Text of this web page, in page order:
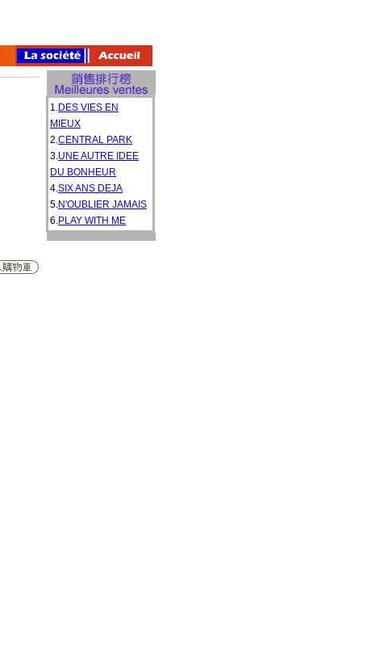
1.DES VIES EN
MIEUX
2.CENTRAL PARK
3.UNE AUTRE IDEE
DU BONHEUR
4.SIX ANS DEJA
5.N'OUBLIER JAMAIS
6.PLAY WITH ME